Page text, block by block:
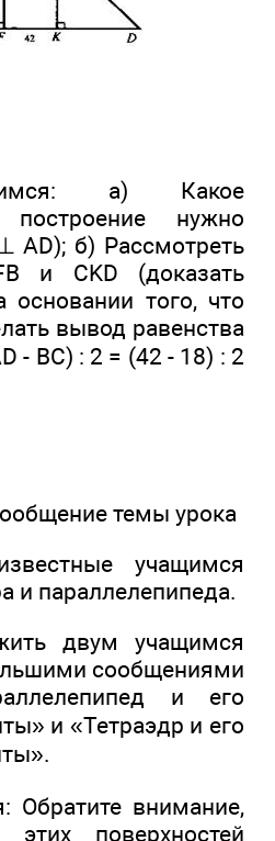
а) Какое
построение нужно
AD); б) Рассмотреть
и CKD (доказать
основании того, что
вывод равенства
- ВС) : 2 = (42 - 18) : 2
темы урока
учащимся
и параллелепипеда.
двум учащимся
сообщениями
и его
и «Тетраэдр и его
Обратите внимание,
поверхностей